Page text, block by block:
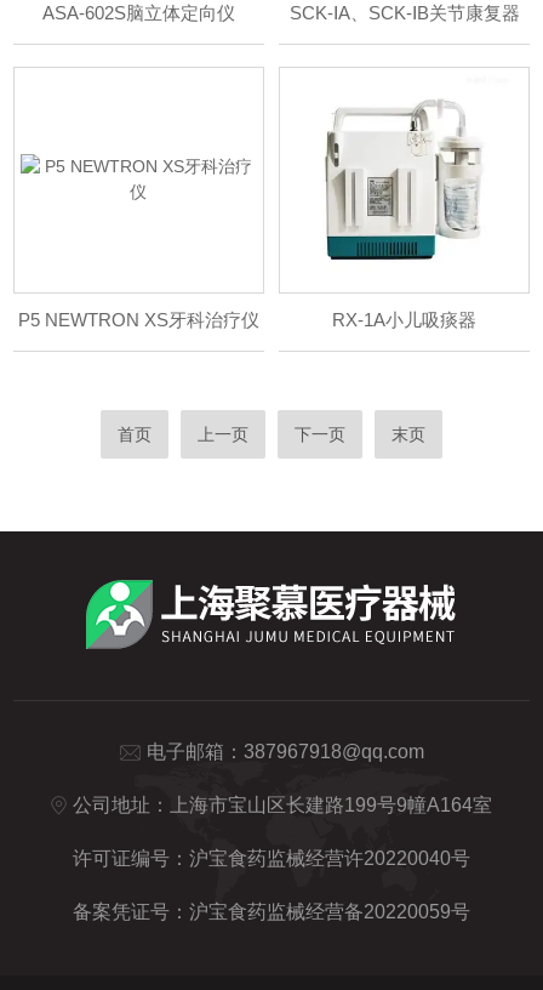
ASA-602S脑立体定向仪 SCK-ⅠA、SCK-ⅠB关节康复器
P5 NEWTRON XS牙科治疗仪 RX-1A小儿吸痰器
首页 上一页 下一页 末页
电子邮箱： 387967918@qq.com
公司地址：上海市宝山区长建路199号9幢A164室
许可证编号：沪宝食药监械经营许20220040号
备案凭证号：沪宝食药监械经营备20220059号